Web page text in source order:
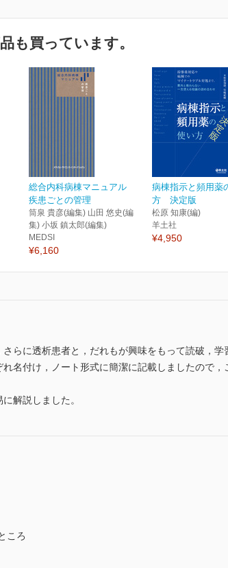
も買っています。
総合内科病棟マニュアル
疾患ごとの管理
筒泉 貴彦(編集) 山田 悠史(編
集) 小坂 鎮太郎(編集)
MEDSI
¥6,160
病棟指示と頻用薬
方 決定版
松原 知康(編)
羊土社
¥4,950
らに透析患者と，だれもが興味をもって読破，学
名付け，ノート形式に簡潔に記載しましたので
解説しました。
ころ